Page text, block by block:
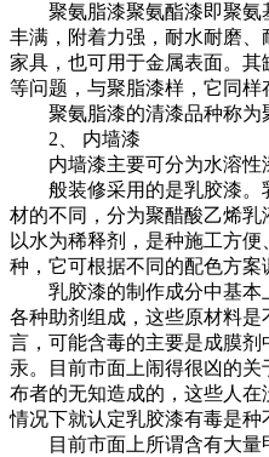
聚氨脂漆聚氨酯漆即聚氨
丰满，附着力强，耐水耐磨
家具，也可用于金属表面。
等问题，与聚脂漆样，它同样
聚氨脂漆的清漆品种称为
2、 内墙漆
内墙漆主要可分为水溶性
般装修采用的是乳胶漆。
材的不同，分为聚醋酸乙烯
以水为稀释剂，是种施工方
种，它可根据不同的配色方案
乳胶漆的制作成分中基本
各种助剂组成，这些原材料
言，可能含毒的主要是成膜
汞。目前市面上闹得很凶的
布者的无知造成的，这些人
情况下就认定乳胶漆有毒是种
目前市面上所谓含有大量